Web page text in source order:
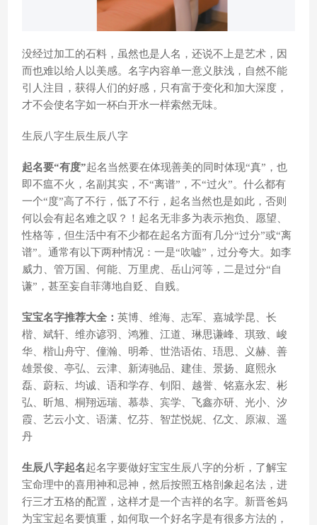
没经过加工的石料，虽然也是人名，还说不上是艺术，因
而也难以给人以美感。名字内容单一意义肤浅，自然不能
引人注目，获得人们的好感，只有富于变化和加大深度，
才不会使名字如一杯白开水一样索然无味。
生辰八字生辰生辰八字
起名要“有度”起名当然要在体现善美的同时体现“真”，也
即不瘟不火，名副其实，不“离谱”，不“过火”。什么都有
一个“度”高了不行，低了不行，起名当然也是如此，否则
何以会有起名难之叹？！起名无非多为表示抱负、愿望、
性格等，但生活中有不少都在起名方面有几分“过分”或“离
谱”。通常有以下两种情况：一是“吹嘘”，过分夸大。如李
威力、管万国、何能、万里虎、岳山河等，二是过分“自
谦”，甚至妄自菲薄地自贬、自贱。
宝宝名字推荐大全：英博、维海、志军、嘉城学昆、长
楷、斌轩、维亦谚羽、鸿雅、江道、琳思谦峰、琪致、峻
华、楷山舟守、僮瀚、明希、世浩语佑、珸思、义赫、善
雄景俊、亭弘、云津、新涛驰品、建佳、景扬、庭熙永
磊、蔚耘、均诚、语和学存、钊阳、越誉、铭嘉永宏、彬
弘、昕旭、桐翔远瑞、慕恭、宾学、飞鑫亦研、光小、汐
霞、艺云小文、语潇、忆芬、智芷悦妮、亿文、原淑、遥
丹
生辰八字起名起名字要做好宝宝生辰八字的分析，了解宝
宝命理中的喜用神和忌神，然后按照五格剖象起名法，进
行三才五格的配置，这样才是一个吉祥的名字。新晋爸妈
为宝宝起名要慎重，如何取一个好名字是有很多方法的，